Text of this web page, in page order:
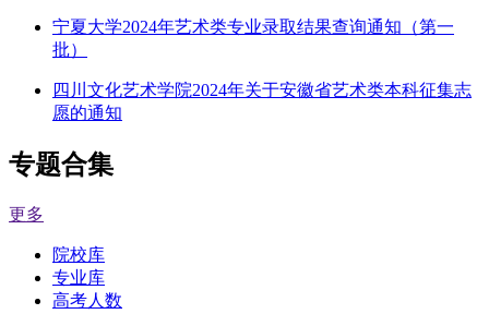
宁夏大学2024年艺术类专业录取结果查询通知（第一
批）
四川文化艺术学院2024年关于安徽省艺术类本科征集志
愿的通知
专题合集
更多
院校库
专业库
高考人数